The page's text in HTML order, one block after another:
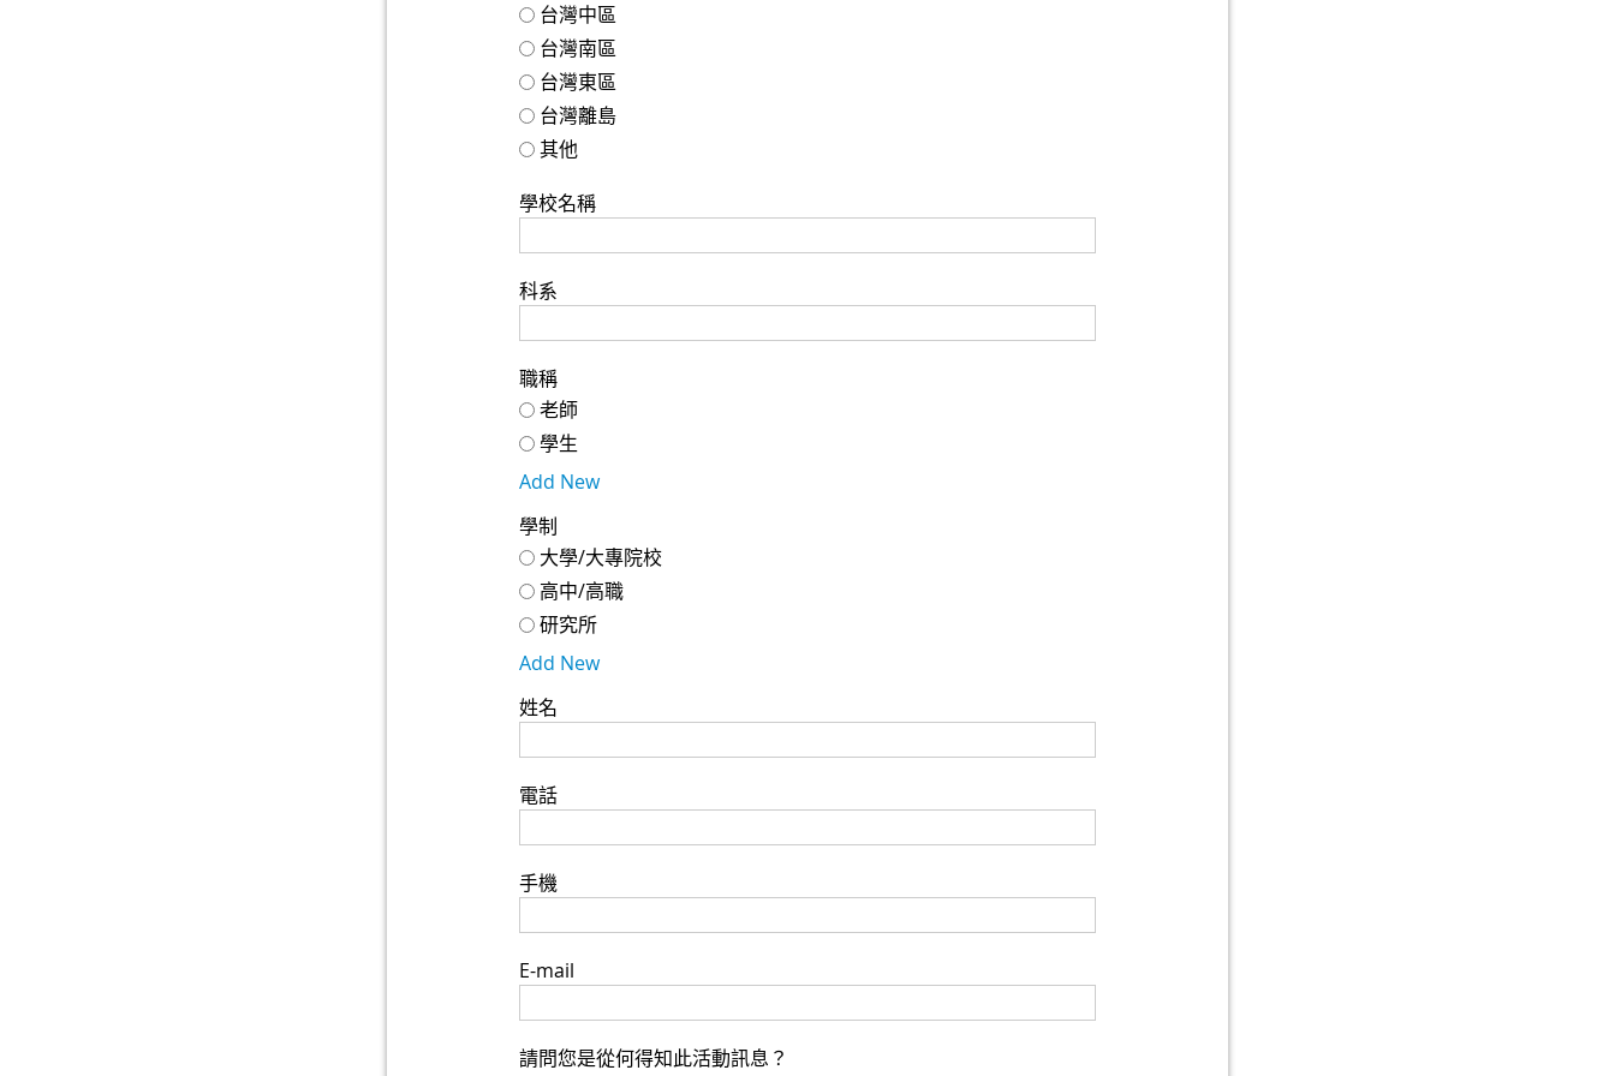
台灣中區
台灣南區
台灣東區
台灣離島
其他
學校名稱
科系
職稱
老師
學生
Add New
學制
大學/大專院校
高中/高職
研究所
Add New
姓名
電話
手機
E-mail
請問您是從何得知此活動訊息？